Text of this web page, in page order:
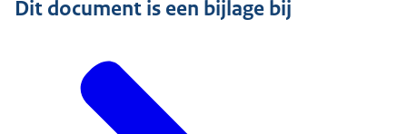
Dit document is een bijlage bij